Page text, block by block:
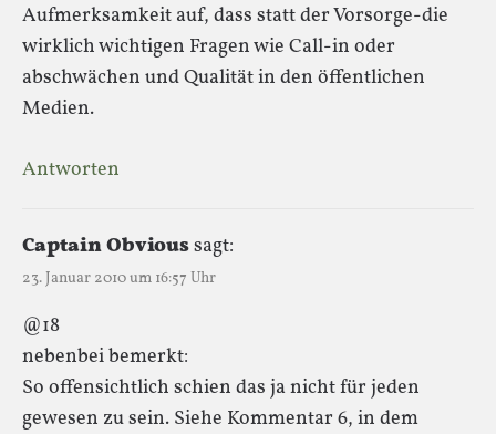
Aufmerksamkeit auf, dass statt der Vorsorge-die
wirklich wichtigen Fragen wie Call-in oder
abschwächen und Qualität in den öffentlichen
Medien.
Antworten
Captain Obvioussagt:
23. Januar 2010 um 16:57 Uhr
@18
nebenbei bemerkt:
So offensichtlich schien das ja nicht für jeden
gewesen zu sein. Siehe Kommentar 6, in dem